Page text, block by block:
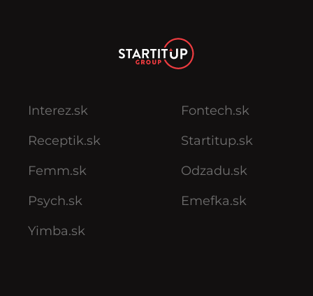
Interez.sk
Receptik.sk
Femm.sk
Psych.sk
Yimba.sk
Fontech.sk
Startitup.sk
Odzadu.sk
Emefka.sk